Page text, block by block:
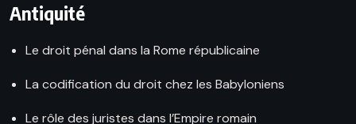
Antiquité
Le droit pénal dans la Rome républicaine
La codification du droit chez les Babyloniens
Le rôle des juristes dans l’Empire romain